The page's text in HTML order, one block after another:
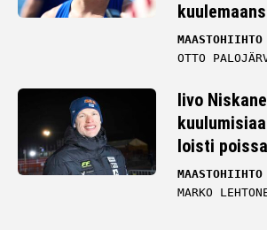
MAASTOHIIHTO
OTTO
Iivo
loisti
MAASTOHIIHTO
MARKO